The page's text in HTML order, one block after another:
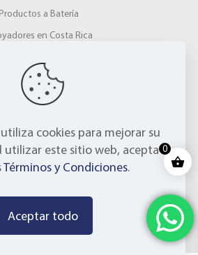
a Batería
en Costa Rica
y Ensiladoras en Costa Rica
y Picadores agrícolas
info@vyo.cr
cookies para mejorar su
utilizar este sitio web, acepta
Términos y Condiciones.
Aceptar todo
0